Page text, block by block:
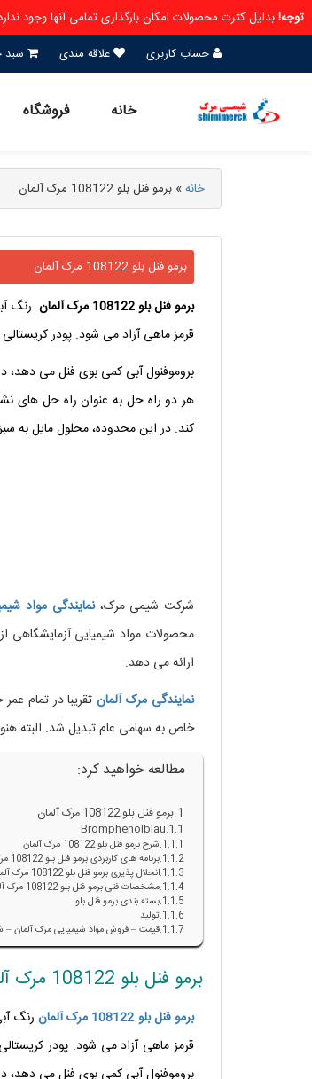
توجه!بدلیل کثرت محصولات امکان بارگذاری تمامی آنها وجود
حساب کاربری
علاقه مندی سبد
خانه فروشگاه
خانه» برمو فنل بلو 108122 مرک آلمان
برمو فنل بلو 108122 مرک آلمان
برموفنلبلو108122 مرکآلمان رنگ
قرمز ماهی آزاد می شود. پودر
بروموفنول آبی کمی بوی فنل می
کند. در این محدوده، محلول مایل به
شرکت شیمی مرک،نمایندگی مواد
محصولات مواد شیمیایی آزمایشگاهی
ارائه می دهد.
نمایندگی مرک آلمان
خاص به سهامی عام تبدیل شد. البته هنوز هم 70 درصد سهام شرکت متعلق به
مطالعه خواهید کرد:
برمو فنل بلو 108122 مرک آلمان
Bromphenolblau
شرح برمو فنل بلو 108122 مرک آلمان
برنامه های کاربردی برمو فنل بلو 108122 مرک آلمان
انحلال پذیری برمو فنل بلو 108122 مرک آلمان
مشخصات فنی برمو فنل بلو 108122 مرک آلمان
بسته بندی برمو فنل بلو
تولید
قیمت – فروش مواد شیمیایی مرک آلمان
برمو فنل بلو 108122 مرک آلمان
برموفنلبلو 108122 مرکآلمان رنگ
قرمز ماهی آزاد می شود. پودر
بروموفنول آبی کمی بوی فنل می